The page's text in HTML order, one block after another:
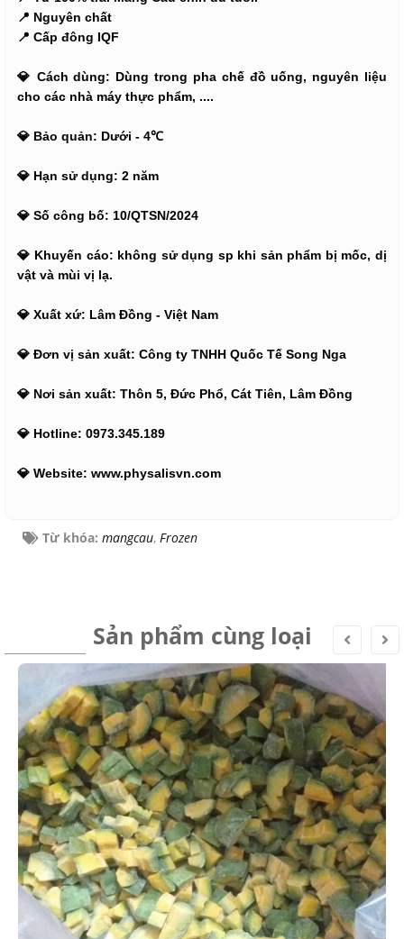
📍 Nguyên chất
📍 Cấp đông IQF
💎 Cách dùng: Dùng trong pha chế đồ uống, nguyên liệu
cho các nhà máy thực phẩm, ....
💎 Bảo quản: Dưới - 4℃
💎 Hạn sử dụng: 2 năm
💎 Số công bố: 10/QTSN/2024
💎 Khuyến cáo: không sử dụng sp khi sản phẩm bị mốc, dị
vật và mùi vị lạ.
💎 Xuất xứ: Lâm Đồng - Việt Nam
💎 Đơn vị sản xuất: Công ty TNHH Quốc Tế Song Nga
💎 Nơi sản xuất: Thôn 5, Đức Phổ, Cát Tiên, Lâm Đồng
💎 Hotline: 0973.345.189
💎 Website: www.physalisvn.com
Từ khóa: mangcau, Frozen
Sản phẩm cùng loại